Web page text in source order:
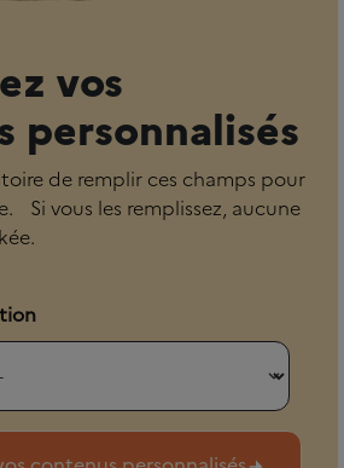
vos
personnalisés
de remplir ces champs pour
Si vous les remplissez, aucune